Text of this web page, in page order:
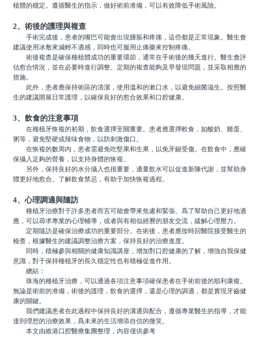
植體的穩定。遵循醫生的指示，做好術前准備，可以有效降低手術風險。
2、術後的護理與複查
手術完成後，患者的嘴巴可能會出現腫脹和疼痛，這些都是正常現象。醫生會
建議使用冰敷來減輕不適感，同時也可服用止痛藥來控制疼痛。
術後複查是確保種植體成功的重要環節，通常在手術後的幾天進行。醫生會評
估愈合情況，並在必要時進行調整。定期的複查能夠及早發現問題，並采取相應的
措施。
此外，患者應保持術區的清潔，使用溫和的漱口水，以避免細菌滋生。按照醫
生的建議開展日常護理，以確保良好的愈合效果和口腔健康。
3、飲食的注意事項
在種植牙恢複的初期，飲食選擇至關重要。患者應選擇軟食，如酸奶、雞蛋、
粥等，避免堅硬或辣味食物，以防刺激傷口。
在恢複的數周內，患者需避免吃堅果和生果，以免牙龈受傷。在飲食中，應確
保攝入足夠的營養，以支持身體的恢複。
另外，保持良好的水分攝入也很重要，適量飲水可以促進新陳代謝，並幫助身
體更好地愈合。了解飲食禁忌，有助于加快恢複過程。
4、心理調適與隨訪
種植牙治療對于許多患者而言可能會帶來焦慮和緊張。爲了幫助自己更好地適
應，可以尋求專業的心理輔導，或者與有相似經曆的朋友交流，緩解心理壓力。
定期隨訪是確保治療成功的重要部分。在術後，患者應按時回醫院接受醫生的
檢查，根據醫生的建議調整治療方案，保持良好的治療進度。
同時，積極參與相關的健康知識講座，增加對口腔健康的了解，增強自我保健
意識，對于保持種植牙的長久穩定性也有積極促進作用。
總結：
珠海的種植牙治療，可以通過各項注意事項確保患者在手術前後的順利康複。
無論是術前的准備，術後的護理，飲食的選擇，還是心理的調適，都是實現牙齒健
康的關鍵。
我們建議患者在此過程中保持良好的溝通與配合，遵循專業醫生的指導，才能
達到理想的治療效果，爲未來的生活增添自信的微笑。
本文由維港口腔醫療集團整理，內容僅供參考